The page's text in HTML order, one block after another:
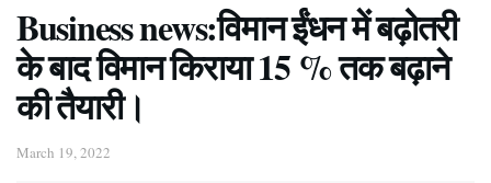
Business news:विमान ईंधन में बढ़ोतरी
के बाद विमान किराया 15 % तक बढ़ाने
की तैयारी।
March 19, 2022